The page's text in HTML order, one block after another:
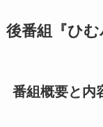
後番組『ひ
番組概要と内